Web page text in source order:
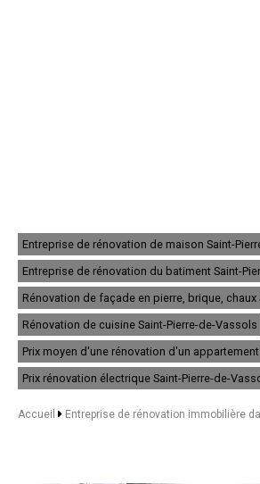
Entreprise de rénovation de maison Saint-
Entreprise de rénovation du batiment Saint-
Rénovation de façade en pierre, brique, chaux
Rénovation de cuisine Saint-Pierre-de-Vassols
Prix moyen d'une rénovation d'un
Prix rénovation électrique Saint-Pierre-de-
Accueil Entreprise de rénovation immobilière